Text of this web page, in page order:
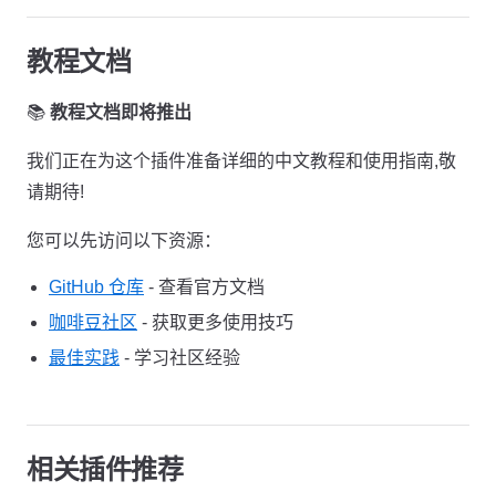
教程文档
📚 教程文档即将推出
我们正在为这个插件准备详细的中文教程和使用指南,敬
请期待!
您可以先访问以下资源：
GitHub 仓库 - 查看官方文档
咖啡豆社区 - 获取更多使用技巧
最佳实践 - 学习社区经验
相关插件推荐